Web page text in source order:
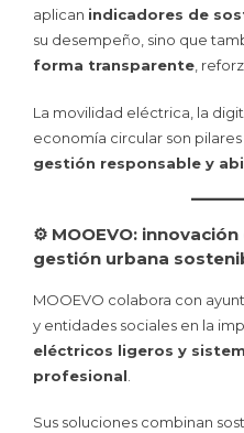
aplican indicadores de
su desempeño, sino que
forma transparente,
La movilidad eléctrica, la
economía circular son
gestión responsable y
⚙️ MOOEVO:
gestión urbana
MOOEVO colabora con
y entidades sociales en la
eléctricos ligeros y
profesional
Sus soluciones combinan